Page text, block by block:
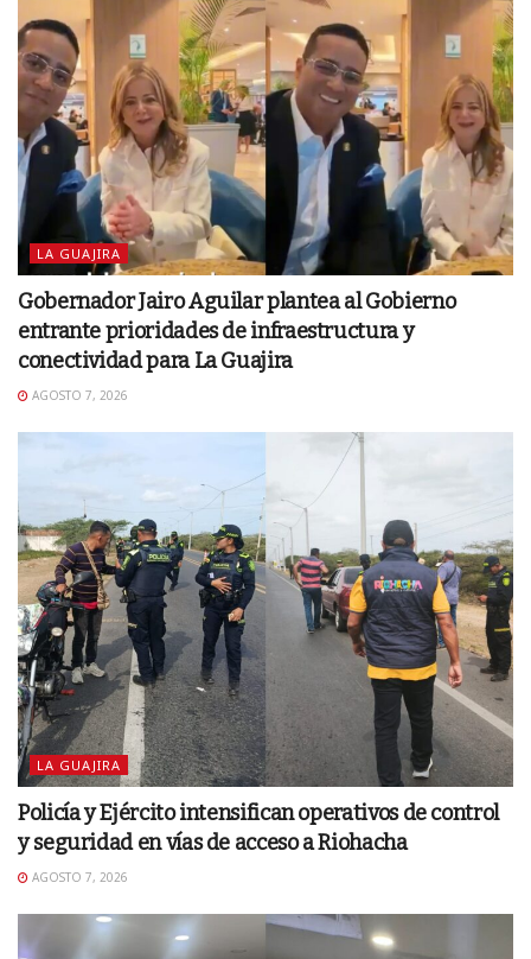
LA GUAJIRA
Gobernador Jairo Aguilar plantea al Gobierno
entrante prioridades de infraestructura y
conectividad para La Guajira
AGOSTO 7, 2026
LA GUAJIRA
Policía y Ejército intensifican operativos de control
y seguridad en vías de acceso a Riohacha
AGOSTO 7, 2026